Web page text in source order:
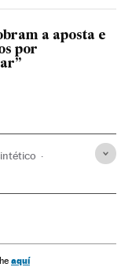
a aposta e
por
fósseis
aquí